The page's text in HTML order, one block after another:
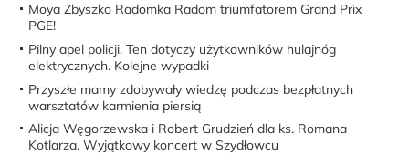
Moya Zbyszko Radomka Radom triumfatorem Grand Prix
PGE!
Pilny apel policji. Ten dotyczy użytkowników hulajnóg
elektrycznych. Kolejne wypadki
Przyszłe mamy zdobywały wiedzę podczas bezpłatnych
warsztatów karmienia piersią
Alicja Węgorzewska i Robert Grudzień dla ks. Romana
Kotlarza. Wyjątkowy koncert w Szydłowcu